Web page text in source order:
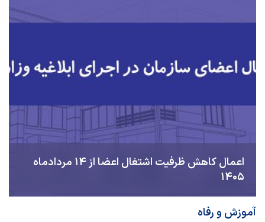
اعمال کاهش ظرفیت اشتغال اعضا از ۱۴ مردادماه
۱۴۰۵
آموزش و رفاه